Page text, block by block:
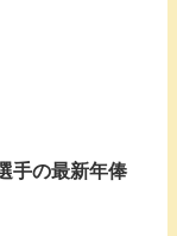
手の最新年俸